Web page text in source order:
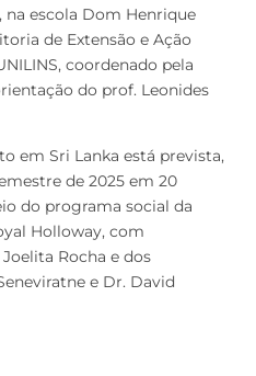
na escola Dom Henrique
de Extensão e Ação
coordenado pela
do prof. Leonides
em Sri Lanka está prevista,
de 2025 em 20
do programa social da
Holloway, com
Rocha e dos
e Dr. David